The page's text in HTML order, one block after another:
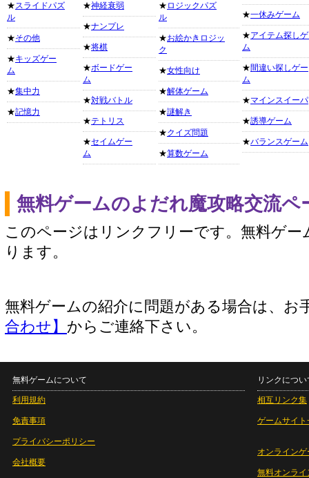
★スライドパズ
ル
★その他
★キッズゲー
ム
★集中力
★記憶力
★神経衰弱
★ナンプレ
★将棋
★ボードゲー
ム
★対戦バトル
★テトリス
★セイムゲー
ム
★ ロジックパズ
ル
★お絵かきロジッ
ク
★女性向け
★解体ゲーム
★謎解き
★クイズ問題
★算数ゲーム
★一休みゲーム
★アイテム探し
ム
★間違い探しゲー
ム
★マインスイーパ
★誘導ゲーム
★バランスゲーム
無料ゲームのよだれ魔攻略交流ペ
このページはリンクフリーです。無料ゲー
ります。
無料ゲームの紹介に問題がある場合は、お
合わせ】 からご連絡下さい。
無料ゲームについて
利用規約
免責事項
プライバシーポリシー
会社概要
リンクについ
相互リンク集
ゲームサイト
オンラインゲ
無料オンライ